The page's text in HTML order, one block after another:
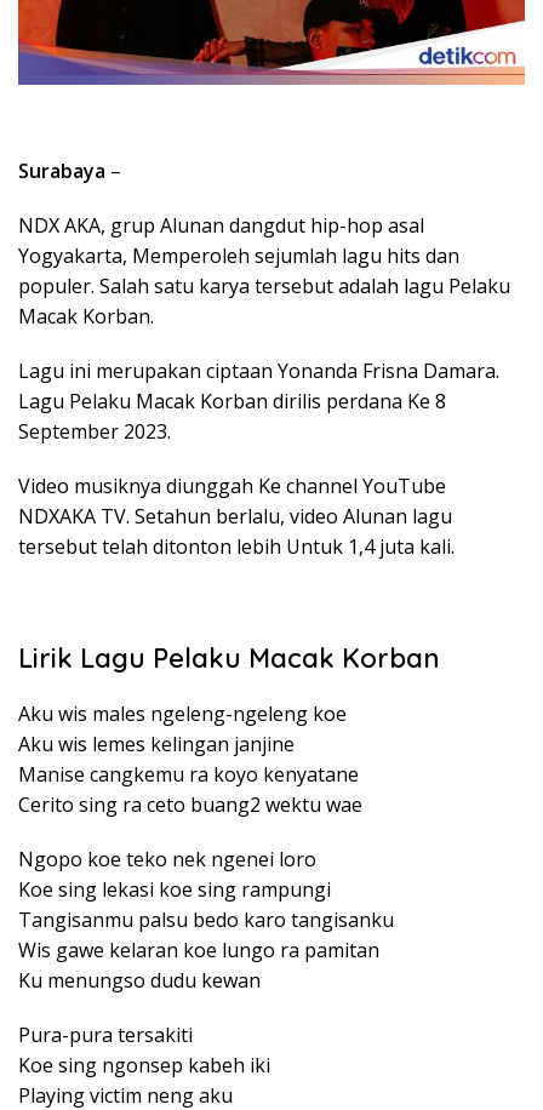
Surabaya –
NDX AKA, grup Alunan dangdut hip-hop asal
Yogyakarta, Memperoleh sejumlah lagu hits dan
populer. Salah satu karya tersebut adalah lagu Pelaku
Macak Korban.
Lagu ini merupakan ciptaan Yonanda Frisna Damara.
Lagu Pelaku Macak Korban dirilis perdana Ke 8
September 2023.
Video musiknya diunggah Ke channel YouTube
NDXAKA TV. Setahun berlalu, video Alunan lagu
tersebut telah ditonton lebih Untuk 1,4 juta kali.
Lirik Lagu Pelaku Macak Korban
Aku wis males ngeleng-ngeleng koe
Aku wis lemes kelingan janjine
Manise cangkemu ra koyo kenyatane
Cerito sing ra ceto buang2 wektu wae
Ngopo koe teko nek ngenei loro
Koe sing lekasi koe sing rampungi
Tangisanmu palsu bedo karo tangisanku
Wis gawe kelaran koe lungo ra pamitan
Ku menungso dudu kewan
Pura-pura tersakiti
Koe sing ngonsep kabeh iki
Playing victim neng aku